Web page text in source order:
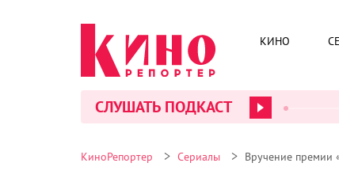
КИНО
СЛУШАТЬ ПОДКАСТ
КиноРепортер > Сериалы > Вручение премии